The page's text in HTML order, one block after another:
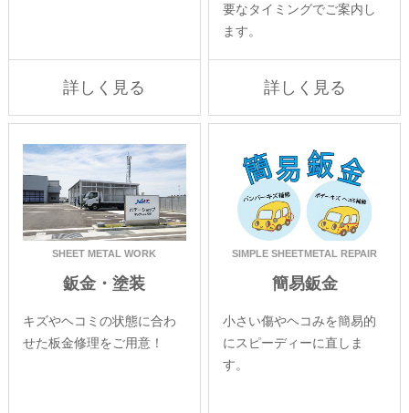
詳しく見る
要なタイミングでご案内し
ます。
詳しく見る
SHEET METAL WORK
鈑金・塗装
キズやヘコミの状態に合わ
せた板金修理をご用意！
SIMPLE SHEETMETAL REPAIR
簡易鈑金
小さい傷やヘコみを簡易的
にスピーディーに直しま
す。